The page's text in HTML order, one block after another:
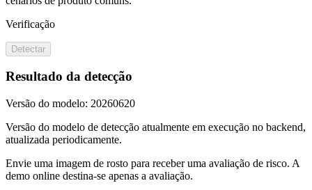
Verificação
Detectar
Resultado da detecção
Versão do modelo: 20260620
Versão do modelo de detecção atualmente em execução no backend,
atualizada periodicamente.
Envie uma imagem de rosto para receber uma avaliação de risco. A
demo online destina-se apenas a avaliação.